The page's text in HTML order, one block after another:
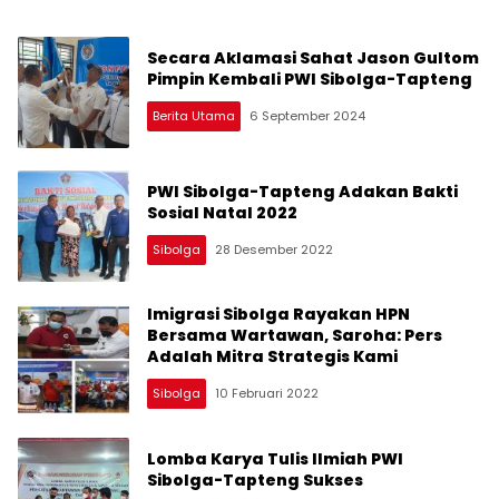
Secara Aklamasi Sahat Jason Gultom
Pimpin Kembali PWI Sibolga-Tapteng
Berita Utama 6 September 2024
PWI Sibolga-Tapteng Adakan Bakti
Sosial Natal 2022
Sibolga 28 Desember 2022
Imigrasi Sibolga Rayakan HPN
Bersama Wartawan, Saroha: Pers
Adalah Mitra Strategis Kami
Sibolga 10 Februari 2022
Lomba Karya Tulis Ilmiah PWI
Sibolga-Tapteng Sukses